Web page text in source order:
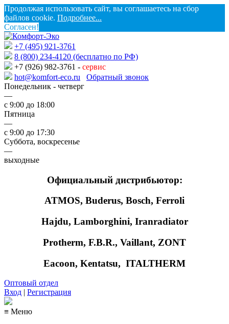
Продолжая использовать сайт, вы соглашаетесь на сбор
файлов cookie. Подробнее...
Согласен!
+7 (495) 921-3761
8 (800) 234-4120 (бесплатно по РФ)
+7 (926) 982-3761 - сервис
hot@komfort-eco.ru
Обратный звонок
Понедельник - четверг
—
с 9:00 до 18:00
Пятница
—
с 9:00 до 17:30
Суббота, воскресенье
—
выходные
Официальный дистрибьютор:
ATMOS, Buderus, Bosch, Ferroli
Hajdu, Lamborghini, Iranradiator
Protherm, F.B.R., Vaillant, ZONT
Eacoon, Kentatsu, ITALTHERM
Оптовый отдел
Вход | Регистрация
≡ Меню